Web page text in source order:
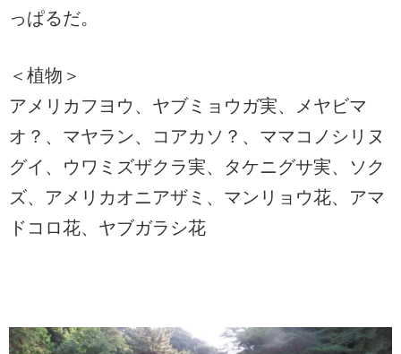
っぱるだ。
＜植物＞
アメリカフヨウ、ヤブミョウガ実、メヤビマ
オ？、マヤラン、コアカソ？、ママコノシリヌ
グイ、ウワミズザクラ実、タケニグサ実、ソク
ズ、アメリカオニアザミ、マンリョウ花、アマ
ドコロ花、ヤブガラシ花